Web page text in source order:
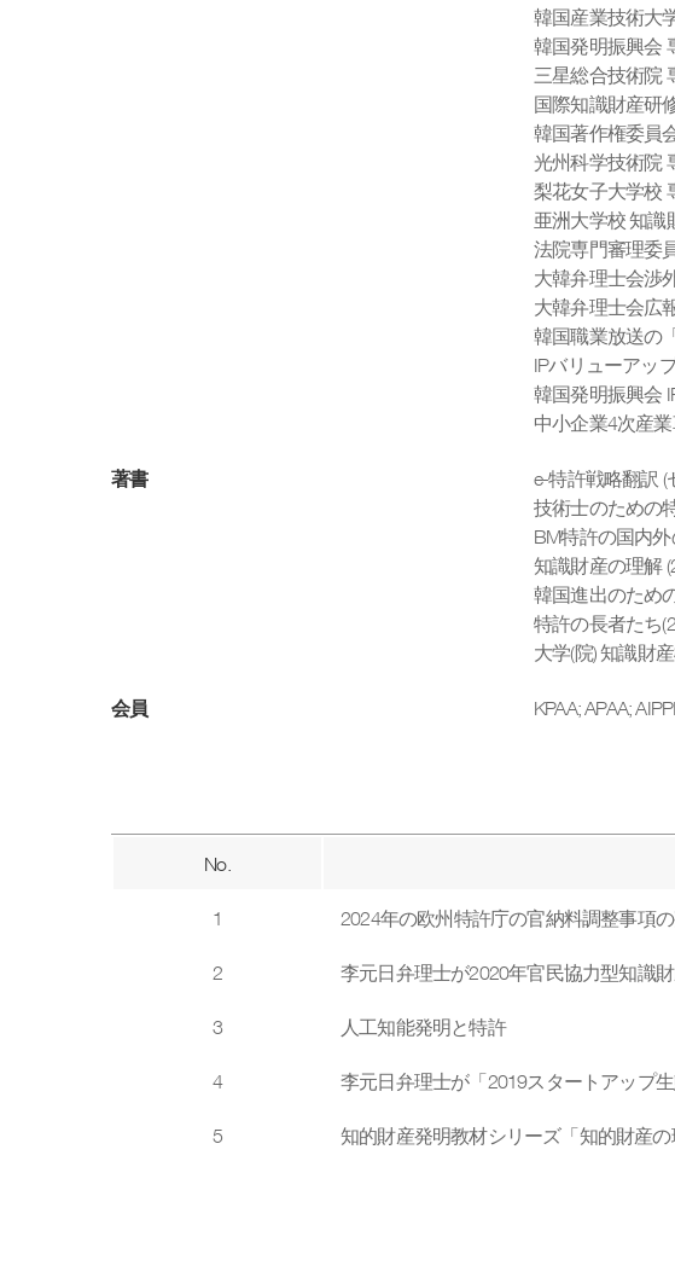
韓国産業技術大
韓国発明振興会
三星総合技術院
国際知識財産研
韓国著作権委員
光州科学技術院
梨花女子大学校
亜洲大学校 知識
法院専門審理委
大韓弁理士会渉
大韓弁理士会広
韓国職業放送の
IPバリューアッ
韓国発明振興会
中小企業4次産
著書
e-特許戦略翻訳 (
技術士のための
BM特許の国内
知識財産の理解
韓国進出のため
特許の長者たち
大学(院) 知識財
会員 KPAA; APAA; AIPPI
No.
1 2024年の欧州特許庁の官納料調整事項
2 李元日弁理士が2020年官民協力型知識
3 人工知能発明と特許
4 李元日弁理士が「2019スタートアップ
5 知的財産発明教材シリーズ「知的財産